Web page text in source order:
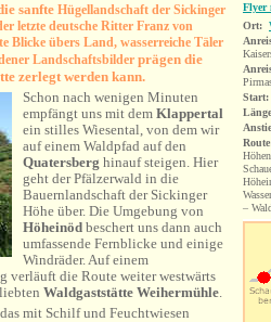
sanfte Hügellandschaft der Sickinger
letzte deutsche Ritter Franz von
Blicke übers Land, wasserreiche Täler
Landschaftsbilder prägen die
zerlegt werden kann.
Schon nach wenigen Minuten
empfängt uns mit dem Klappertal
ein stilles Wiesental, von dem wir
auf einem Waldpfad auf den
Quatersberg hinauf steigen. Hier
geht der Pfälzerwald in die
Bauernlandschaft der Sickinger
Höhe über. Die Umgebung von
Höheinöd beschert uns dann auch
umfassende Fernblicke und einige
Windräder. Auf einem
verläuft die Route weiter westwärts
Waldgaststätte Weihermühle.
mit Schilf und Feuchtwiesen
Flyer
Ort:
Start:
Route
–